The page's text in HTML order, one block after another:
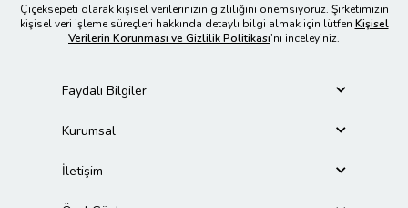
Çiçeksepeti olarak kişisel verilerinizin gizliliğini önemsiyoruz. Şirketimizin
kişisel veri işleme süreçleri hakkında detaylı bilgi almak için lütfen Kişisel
Verilerin Korunması ve Gizlilik Politikası’nı inceleyiniz.
Faydalı Bilgiler
Kurumsal
İletişim